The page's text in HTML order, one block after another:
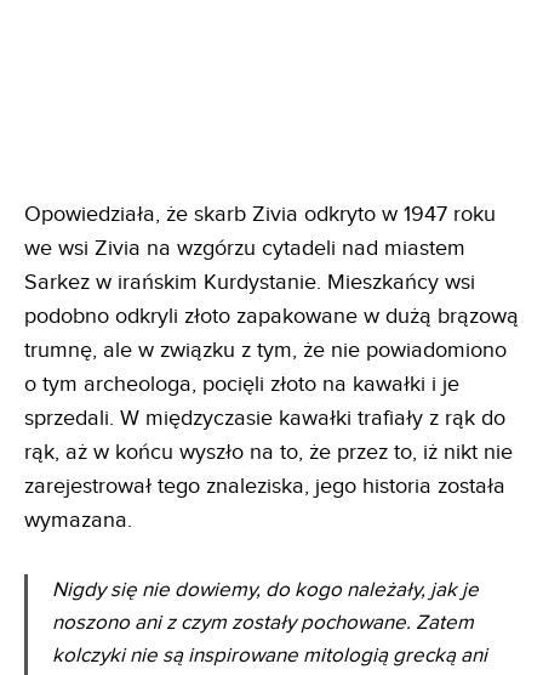
Opowiedziała, że skarb Zivia odkryto w 1947 roku
we wsi Zivia na wzgórzu cytadeli nad miastem
Sarkez w irańskim Kurdystanie. Mieszkańcy wsi
podobno odkryli złoto zapakowane w dużą brązową
trumnę, ale w związku z tym, że nie powiadomiono
o tym archeologa, pocięli złoto na kawałki i je
sprzedali. W międzyczasie kawałki trafiały z rąk do
rąk, aż w końcu wyszło na to, że przez to, iż nikt nie
zarejestrował tego znaleziska, jego historia została
wymazana.
Nigdy się nie dowiemy, do kogo należały, jak je
noszono ani z czym zostały pochowane. Zatem
kolczyki nie są inspirowane mitologią grecką ani